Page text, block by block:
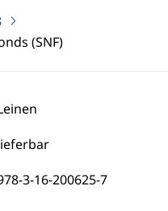
(SNF)
3-16-200625-7